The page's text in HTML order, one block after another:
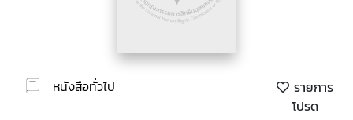
หนังสือทั่วไป
รายการ
โปรด